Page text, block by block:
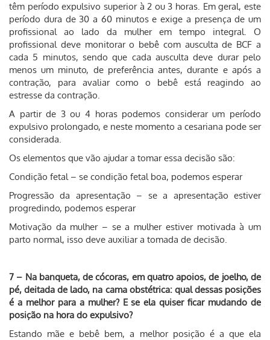
têm período expulsivo superior à 2 ou 3 horas. Em geral, este
período dura de 30 a 60 minutos e exige a presença de um
profissional ao lado da mulher em tempo integral. O
profissional deve monitorar o bebê com ausculta de BCF a
cada 5 minutos, sendo que cada ausculta deve durar pelo
menos um minuto, de preferência antes, durante e após a
contração, para avaliar como o bebê está reagindo ao
estresse da contração.
A partir de 3 ou 4 horas podemos considerar um período
expulsivo prolongado, e neste momento a cesariana pode ser
considerada.
Os elementos que vão ajudar a tomar essa decisão são:
Condição fetal – se condição fetal boa, podemos esperar
Progressão da apresentação – se a apresentação estiver
progredindo, podemos esperar
Motivação da mulher – se a mulher estiver motivada à um
parto normal, isso deve auxiliar a tomada de decisão.
7 – Na banqueta, de cócoras, em quatro apoios, de joelho, de
pé, deitada de lado, na cama obstétrica: qual dessas posições
é a melhor para a mulher? E se ela quiser ficar mudando de
posição na hora do expulsivo?
Estando mãe e bebê bem, a melhor posição é a que ela